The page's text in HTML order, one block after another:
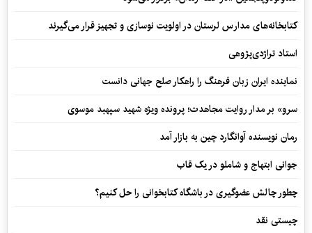
کتابخانه‌های مدارس لرستان در اولویت نوسازی و تجهیز قرار می‌گیرند
استاد تراژدی‌پژوهی
نماینده ایران زبان فرهنگ را راهکار صلح جهانی دانست
سرو» بر مدار روایت مجاهدت؛ پرونده ویژه شهید سپهبد موسوی
رمان نویسنده آوانگارد چین به بازار آمد
جوانی ابتهاج و شاملو در یک قاب
چطور چالش عضوگیری در باشگاه کتابخوانی را حل کنیم؟
چیستی نقد